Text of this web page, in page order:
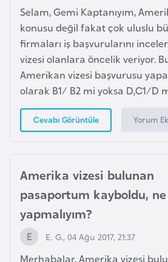
Selam, Gemi Kaptanıyım,
konusu değil fakat çok uluslu
firmaları iş başvurularını
vizesi olanlara öncelik veriyor.
Amerikan vizesi başvurusu
olarak B1/ B2 mi yoksa D,C1/D
Cevabı Görüntüle Yorum
Amerika vizesi bulunan
pasaportum kayboldu, ne
yapmalıyım?
E. G., 04 Ağu 2017, 21:37
Merhabalar, Amerika vizesi
C
i
b
u
t
i
Ç
i
n
D
a
n
i